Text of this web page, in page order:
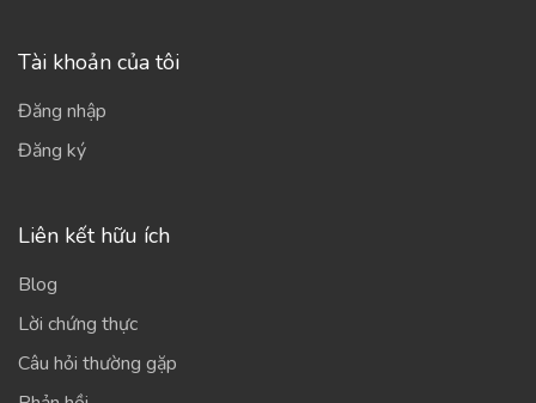
Tài khoản của tôi
Đăng nhập
Đăng ký
Liên kết hữu ích
Blog
Lời chứng thực
Câu hỏi thường gặp